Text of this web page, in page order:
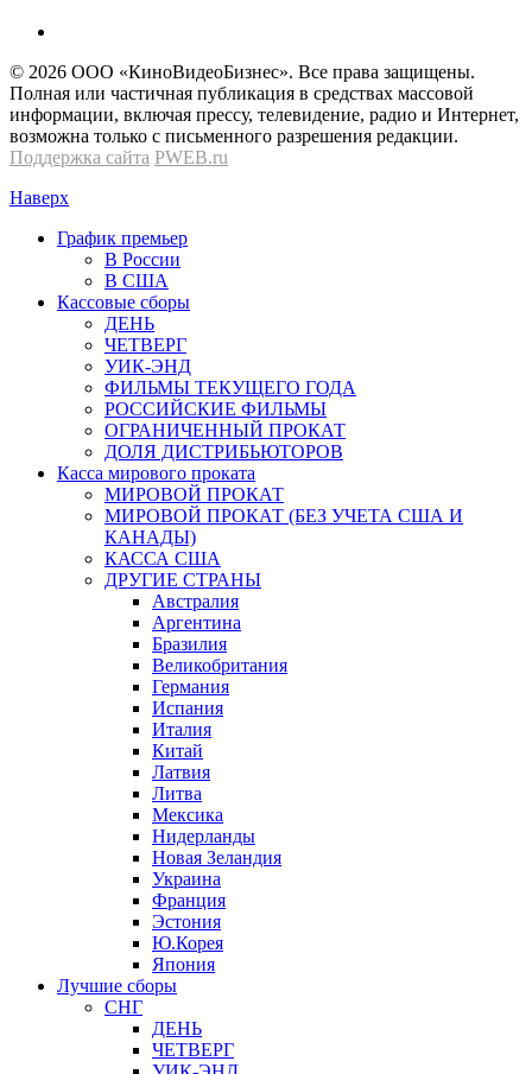
© 2026 OOО «КиноВидеоБизнес». Все права защищены.
Полная или частичная публикация в средствах массовой
информации, включая прессу, телевидение, радио и Интернет,
возможна только с письменного разрешения редакции.
Поддержка сайта PWEB.ru
Наверх
График премьер
В России
В США
Кассовые сборы
ДЕНЬ
ЧЕТВЕРГ
УИК-ЭНД
ФИЛЬМЫ ТЕКУЩЕГО ГОДА
РОССИЙСКИЕ ФИЛЬМЫ
ОГРАНИЧЕННЫЙ ПРОКАТ
ДОЛЯ ДИСТРИБЬЮТОРОВ
Касса мирового проката
МИРОВОЙ ПРОКАТ
МИРОВОЙ ПРОКАТ (БЕЗ УЧЕТА США И
КАНАДЫ)
КАССА США
ДРУГИЕ СТРАНЫ
Австралия
Аргентина
Бразилия
Великобритания
Германия
Испания
Италия
Китай
Латвия
Литва
Мексика
Нидерланды
Новая Зеландия
Украина
Франция
Эстония
Ю.Корея
Япония
Лучшие сборы
СНГ
ДЕНЬ
ЧЕТВЕРГ